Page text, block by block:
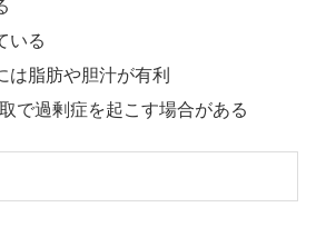
いる
は脂肪や胆汁が有利
で過剰症を起こす場合がある